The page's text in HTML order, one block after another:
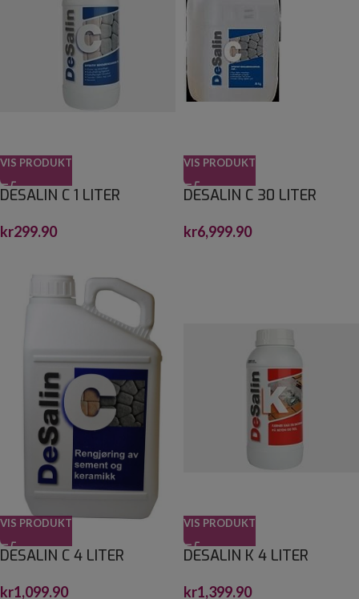
VIS PRODUKT
DESALIN C 1 LITER
kr299.90
VIS PRODUKT
DESALIN C 30 LITER
kr6,999.90
VIS PRODUKT
DESALIN C 4 LITER
kr1,099.90
VIS PRODUKT
DESALIN K 4 LITER
kr1,399.90